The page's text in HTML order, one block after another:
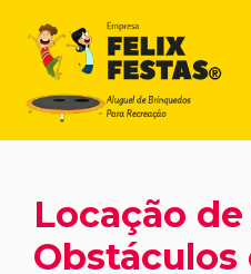
Locação
Obstáculos